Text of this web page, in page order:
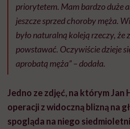
priorytetem. Mam bardzo duże
jeszcze sprzed choroby męża.
było naturalną koleją rzeczy, że
powstawać. Oczywiście dzieje
aprobatą męża” – dodała.
Jedno ze zdjęć, na którym Jan
operacji z widoczną blizną na
spogląda na niego